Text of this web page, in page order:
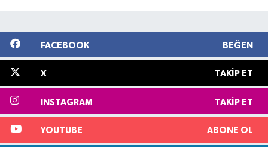
FACEBOOK BEĞEN
X TAKIP ET
INSTAGRAM TAKIP ET
YOUTUBE ABONE OL